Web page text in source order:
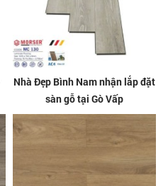
Nhà Đẹp Bình Nam nhận lắp đặt
sàn gỗ tại Gò Vấp